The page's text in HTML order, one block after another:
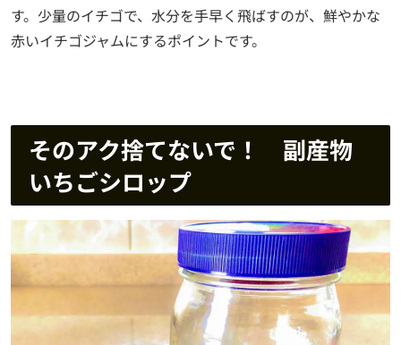
す。少量のイチゴで、水分を手早く飛ばすのが、鮮やかな
赤いイチゴジャムにするポイントです。
そのアク捨てないで！ 副産物
いちごシロップ